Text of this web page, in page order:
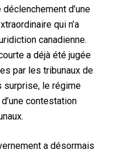
d’une
qui n’a
canadienne.
a déjà été jugée
par les tribunaux de
surprise, le régime
contestation
a désormais